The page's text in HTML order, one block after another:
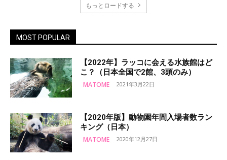
もっとロードする
MOST POPULAR
【2022年】ラッコに会える水族館はど
こ？（日本全国で2館、3頭のみ）
MATOME 2021年3月22日
【2020年版】動物園年間入場者数ラン
キング（日本）
MATOME 2020年12月27日